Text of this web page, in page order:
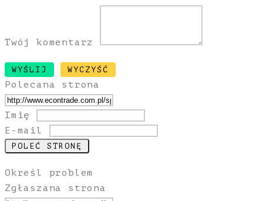
Twój komentarz
Polecana strona
Imię
E-mail
Określ problem
Zgłaszana strona